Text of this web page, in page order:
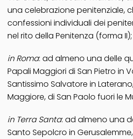
una celebrazione penitenziale,
confessioni individuali dei
nel rito della Penitenza (forma II);
in Roma: ad almeno una delle
Papali Maggiori di San Pietro in
Santissimo Salvatore in
Maggiore, di San Paolo fuori le
in Terra Santa: ad almeno una
Santo Sepolcro in